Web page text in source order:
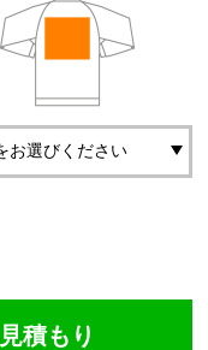
積もり